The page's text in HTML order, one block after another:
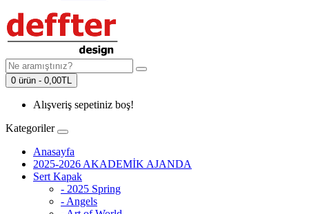
0 ürün - 0,00TL
Alışveriş sepetiniz boş!
Kategoriler
Anasayfa
2025-2026 AKADEMİK AJANDA
Sert Kapak
- 2025 Spring
- Angels